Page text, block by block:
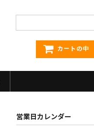
カートの中
営業日カレンダー